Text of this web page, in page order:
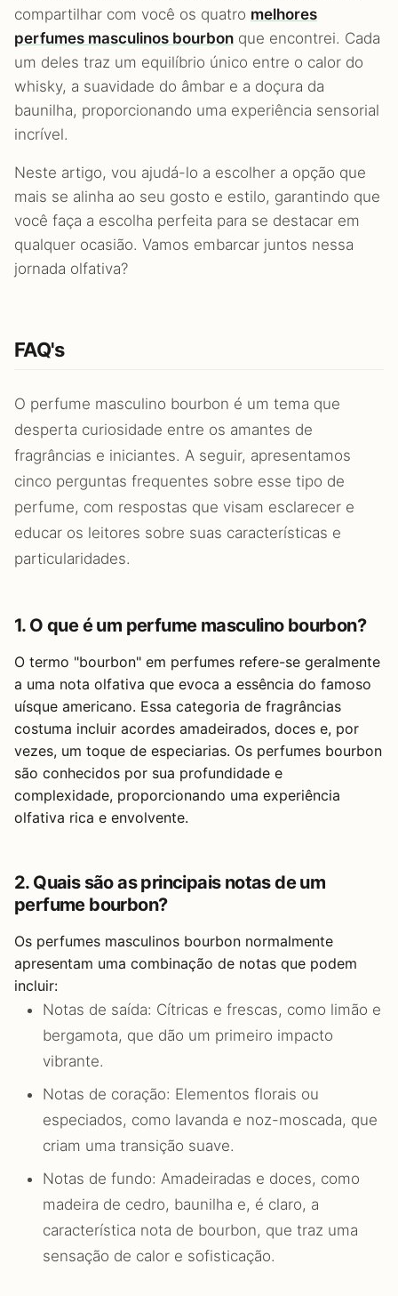
compartilhar com você os quatro melhores
perfumes masculinos bourbon que encontrei. Cada
um deles traz um equilíbrio único entre o calor do
whisky, a suavidade do âmbar e a doçura da
baunilha, proporcionando uma experiência sensorial
incrível.
Neste artigo, vou ajudá-lo a escolher a opção que
mais se alinha ao seu gosto e estilo, garantindo que
você faça a escolha perfeita para se destacar em
qualquer ocasião. Vamos embarcar juntos nessa
jornada olfativa?
FAQ's
O perfume masculino bourbon é um tema que
desperta curiosidade entre os amantes de
fragrâncias e iniciantes. A seguir, apresentamos
cinco perguntas frequentes sobre esse tipo de
perfume, com respostas que visam esclarecer e
educar os leitores sobre suas características e
particularidades.
1. O que é um perfume masculino bourbon?
O termo "bourbon" em perfumes refere-se geralmente
a uma nota olfativa que evoca a essência do famoso
uísque americano. Essa categoria de fragrâncias
costuma incluir acordes amadeirados, doces e, por
vezes, um toque de especiarias. Os perfumes bourbon
são conhecidos por sua profundidade e
complexidade, proporcionando uma experiência
olfativa rica e envolvente.
2. Quais são as principais notas de um
perfume bourbon?
Os perfumes masculinos bourbon normalmente
apresentam uma combinação de notas que podem
incluir:
Notas de saída: Cítricas e frescas, como limão e
bergamota, que dão um primeiro impacto
vibrante.
Notas de coração: Elementos florais ou
especiados, como lavanda e noz-moscada, que
criam uma transição suave.
Notas de fundo: Amadeiradas e doces, como
madeira de cedro, baunilha e, é claro, a
característica nota de bourbon, que traz uma
sensação de calor e sofisticação.